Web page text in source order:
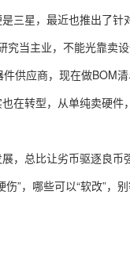
三星，最近也推出了针
当主业，不能光靠卖设
供应商，现在做BOM
在转型，从单纯卖硬件
，总比让劣币驱逐良币
”，哪些可以“软改”，